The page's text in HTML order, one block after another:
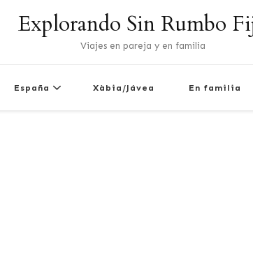
Explorando Sin Rumbo
Viajes en pareja y en familia
España Xàbia/Jávea En familia